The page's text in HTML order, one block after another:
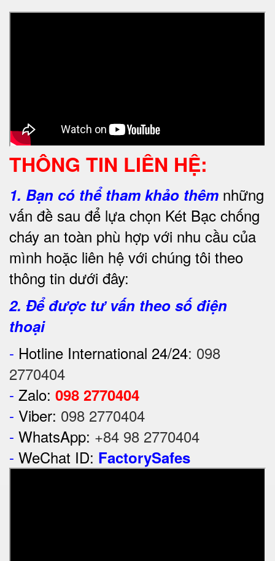
THÔNG TIN LIÊN HỆ:
1. Bạn có thể tham khảo thêm những
vấn đề sau để lựa chọn Két Bạc chống
cháy an toàn phù hợp với nhu cầu của
mình hoặc liên hệ với chúng tôi theo
thông tin dưới đây:
2. Để được tư vấn theo số điện
thoại
- Hotline International 24/24: 098
2770404
- Zalo: 098 2770404
- Viber: 098 2770404
- WhatsApp: +84 98 2770404
- WeChat ID: FactorySafes